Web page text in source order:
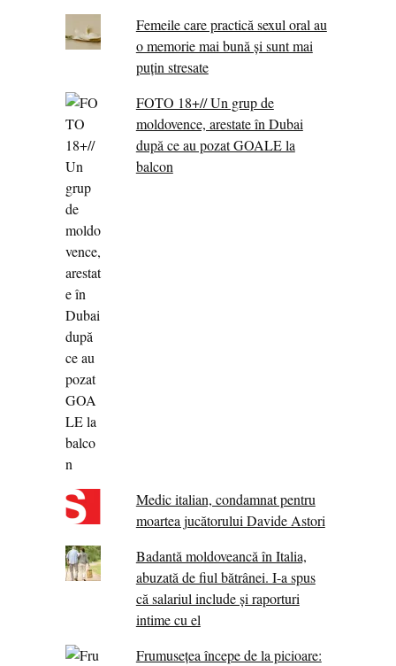
Femeile care practică sexul oral au
o memorie mai bună și sunt mai
puțin stresate
FOTO 18+// Un grup de
moldovence, arestate în Dubai
după ce au pozat GOALE la
balcon
Medic italian, condamnat pentru
moartea jucătorului Davide Astori
Badantă moldoveancă în Italia,
abuzată de fiul bătrânei. I-a spus
că salariul include și raporturi
intime cu el
Frumusețea începe de la picioare: